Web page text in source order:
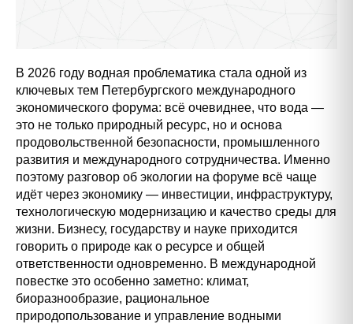
В 2026 году водная проблематика стала одной из
ключевых тем Петербургского международного
экономического форума: всё очевиднее, что вода —
это не только природный ресурс, но и основа
продовольственной безопасности, промышленного
развития и международного сотрудничества. Именно
поэтому разговор об экологии на форуме всё чаще
идёт через экономику — инвестиции, инфраструктуру,
технологическую модернизацию и качество среды для
жизни. Бизнесу, государству и науке приходится
говорить о природе как о ресурсе и общей
ответственности одновременно. В международной
повестке это особенно заметно: климат,
биоразнообразие, рациональное
природопользование и управление водными